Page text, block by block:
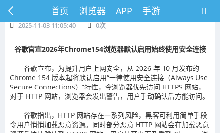
首页 浏览器 APP 手游
2025-11-03 11:05:40 0次
谷歌官宣2026年Chrome154浏览器默认启用始终使用安全连接
谷歌宣布，为提升用户上网安全，从 2026 年 10 月发布的
Chrome 154 版本起将默认启用“一律使用安全连接（Always Use
Secure Connections）”特性，令浏览器优先访问 HTTPS 网站，
对于 HTTP 网站，浏览器会发出警告，用户手动确认后方能访问。
谷歌指出，HTTP 网站存在一系列风险，黑客可利用简单手段
令用户悄悄加载恶意资源。同时部分恶意 HTTP 网站会在加载恶意